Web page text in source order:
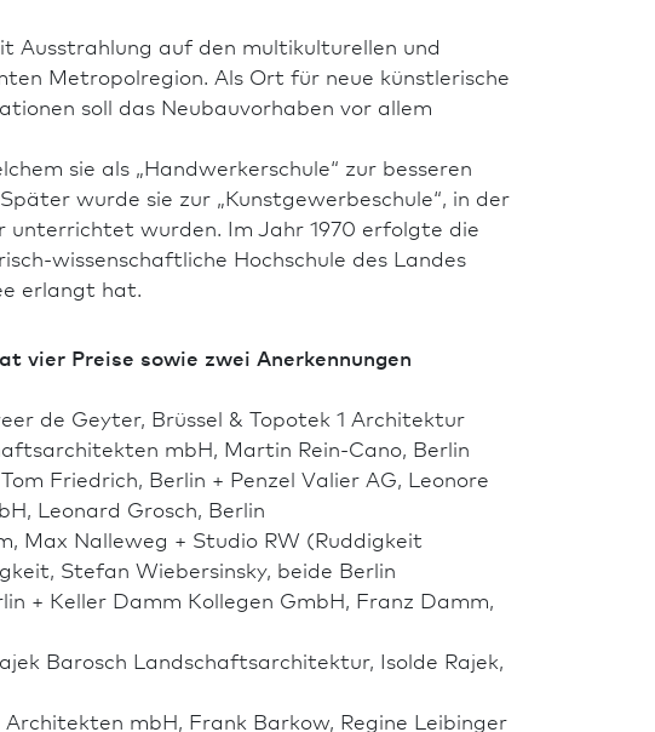
Ausstrahlung auf den multikulturellen und
Metropolregion. Als Ort für neue künstlerische
soll das Neu­bauvorhaben vor allem
sie als „Handwerkerschule“ zur besseren
wurde sie zur „Kunstgewerbeschule“, in der
unterrichtet wurden. Im Jahr 1970 erfolgte die
wissenschaftliche Hochschule des Landes
erlangt hat.
vier Preise sowie zwei Anerkennungen
de Geyter, Brüssel & Topotek 1 Archi­tektur
mbH, Martin Rein-Cano, Berlin
Friedrich, Berlin + Penzel Valier AG, Leonore
Leonard Grosch, Berlin
Max Nalleweg + Studio RW (Ruddigkeit
Stefan Wiebersinsky, beide Berlin
+ Keller Damm Kollegen GmbH, Franz Damm,
Barosch Land­schafts­architektur, Isolde Rajek,
mbH, Frank Barkow, Regine Leibinger